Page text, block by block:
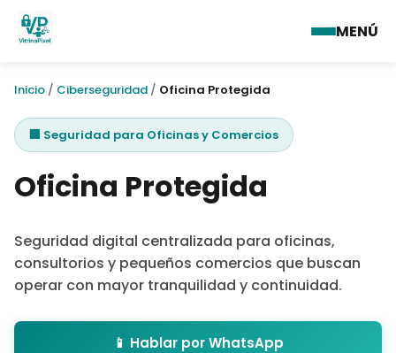
MENÚ
Inicio / Ciberseguridad / Oficina Protegida
🏢 Seguridad para Oficinas y Comercios
Oficina Protegida
Seguridad digital centralizada para oficinas,
consultorios y pequeños comercios que buscan
operar con mayor tranquilidad y continuidad.
📱 Hablar por WhatsApp